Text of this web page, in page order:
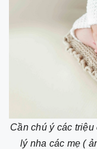
Cần chú ý các
lý nha các mẹ (